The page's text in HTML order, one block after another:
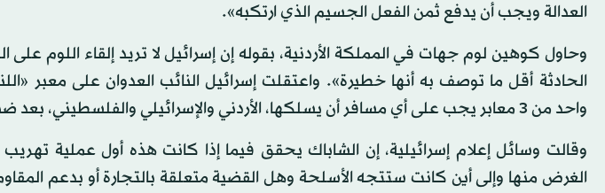
العدالة ويجب أن يدفع ثمن الفعل الجسيم الذي ارتكبه».
وحاول كوهين لوم جهات في المملكة الأردنية، بقوله إن إسرائيل لا تريد إلقاء اللوم على
الحادثة أقل ما توصف به أنها خطيرة». واعتقلت إسرائيل النائب العدوان على معبر
واحد من 3 معابر يجب على أي مسافر أن يسلكها، الأردني والإسرائيلي والفلسطيني، بعد ضبط كميات من السلاح في سيارته.
وقالت وسائل إعلام إسرائيلية، إن الشاباك يحقق فيما إذا كانت هذه أول عملية تهريب
الغرض منها وإلى أين كانت ستتجه الأسلحة وهل القضية متعلقة بالتجارة أو بدعم